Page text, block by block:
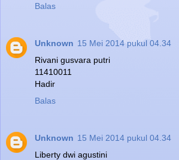
Balas
Unknown 15 Mei 2014 pukul 04.34
Rivani gusvara putri
11410011
Hadir
Balas
Unknown 15 Mei 2014 pukul 04.34
Liberty dwi agustini